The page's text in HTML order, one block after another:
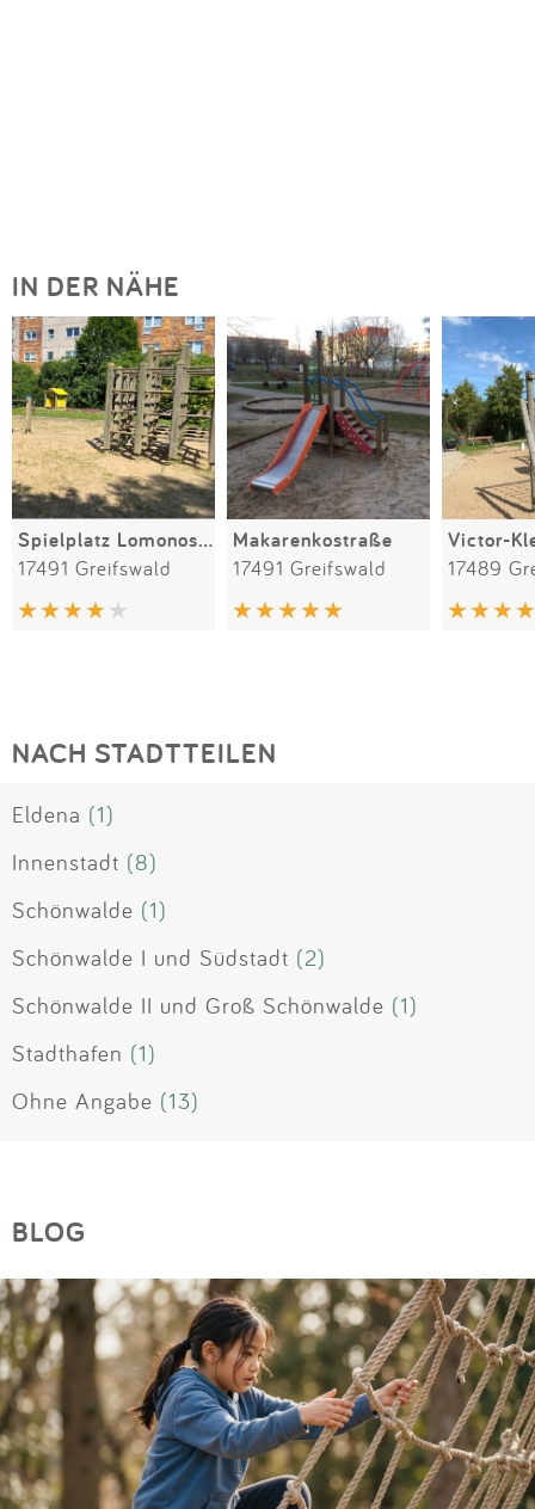
IN DER NÄHE
Spielplatz Lomonossowallee
17491 Greifswald
Makarenkostraße
17491 Greifswald 17489
NACH STADTTEILEN
Eldena (1)
Innenstadt (8)
Schönwalde (1)
Schönwalde I und Südstadt (2)
Schönwalde II und Groß Schönwalde (1)
Stadthafen (1)
Ohne Angabe (13)
BLOG